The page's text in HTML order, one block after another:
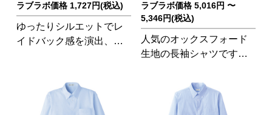
ラブラボ価格 1,727円(税込)
ゆったりシルエットでレ
イドバック感を演出、サ
ラブラボ価格 5,016円 〜
5,346円(税込)
人気のオックスフォード
生地の長袖シャツです。
でもシワになりにくいの
が嬉しいアイテムです♪